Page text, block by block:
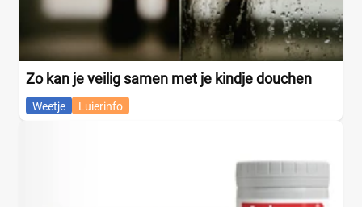
Zo kan je veilig samen met je kindje douchen
Weetje Luierinfo